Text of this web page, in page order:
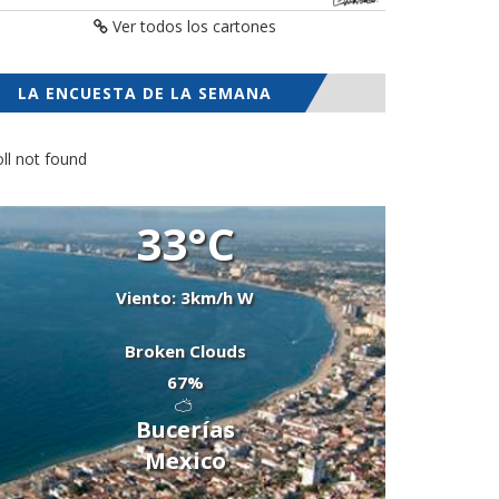
Ver todos los cartones
LA ENCUESTA DE LA SEMANA
not found
33°C
Viento: 3km/h W
Broken Clouds
67%
Bucerías
Mexico